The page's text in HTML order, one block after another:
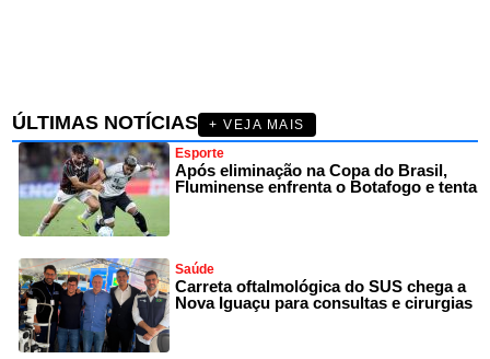
ÚLTIMAS NOTÍCIAS
+ VEJA MAIS
Esporte
Após eliminação na Copa do Brasil,
Fluminense enfrenta o Botafogo e tenta
Saúde
Carreta oftalmológica do SUS chega a
Nova Iguaçu para consultas e cirurgias